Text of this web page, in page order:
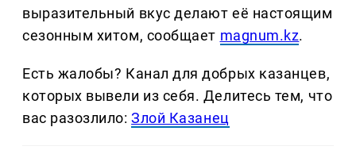
выразительный вкус делают её настоящим
сезонным хитом, сообщает magnum.kz.
Есть жалобы? Канал для добрых казанцев,
которых вывели из себя. Делитеcь тем, что
вас разозлило:Злой Казанец